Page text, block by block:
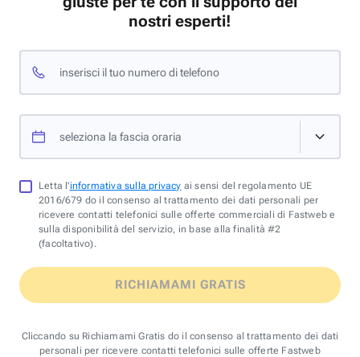
nostri esperti!
inserisci il tuo numero di telefono
seleziona la fascia oraria
Letta l'informativa sulla privacy ai sensi del regolamento UE
2016/679 do il consenso al trattamento dei dati personali per
ricevere contatti telefonici sulle offerte commerciali di Fastweb e
sulla disponibilità del servizio, in base alla finalità #2
(facoltativo).
RICHIAMAMI GRATIS
Cliccando su Richiamami Gratis do il consenso al trattamento dei dati
personali per ricevere contatti telefonici sulle offerte Fastweb